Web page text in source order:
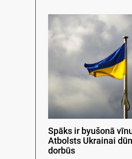
Spāks ir byušonā
Atbolsts Ukrainai
dorbūs